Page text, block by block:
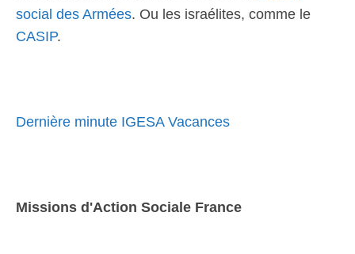
social des Armées. Ou les israélites, comme le
CASIP.
Dernière minute IGESA Vacances
Missions d'Action Sociale France